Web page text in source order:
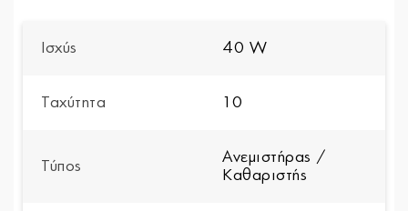
Ισχύς 40 W
Ταχύτητα 10
Τύπος
Ανεμιστήρας /
Καθαριστής